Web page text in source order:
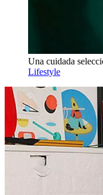
Una cuidada
Lifestyle